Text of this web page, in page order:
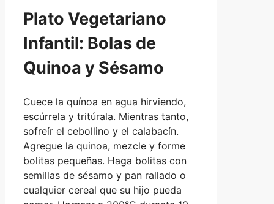
Plato Vegetariano
Infantil: Bolas de
Quinoa y Sésamo
Cuece la quínoa en agua hirviendo,
escúrrela y tritúrala. Mientras tanto,
sofreír el cebollino y el calabacín.
Agregue la quinoa, mezcle y forme
bolitas pequeñas. Haga bolitas con
semillas de sésamo y pan rallado o
cualquier cereal que su hijo pueda